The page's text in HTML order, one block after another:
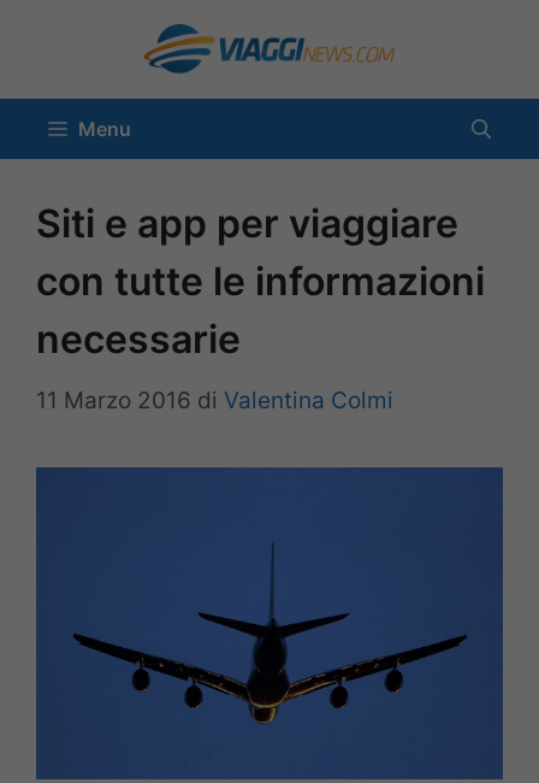
contenuto
Menu
Siti e app per viaggiare
con tutte le informazioni
necessarie
11 Marzo 2016 di Valentina Colmi